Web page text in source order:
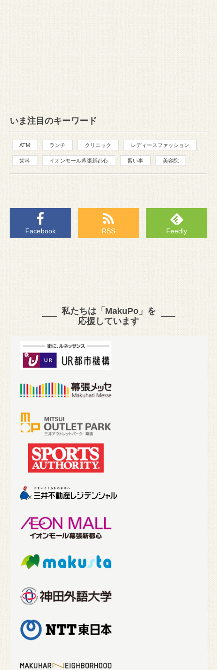
いま注目のキーワード
ATM ランチ クリニック レディースファッション
歯科 イオンモール幕張新都心 習い事 美容院
Facebook RSS Feedly
私たちは「MakuPo」を
応援しています